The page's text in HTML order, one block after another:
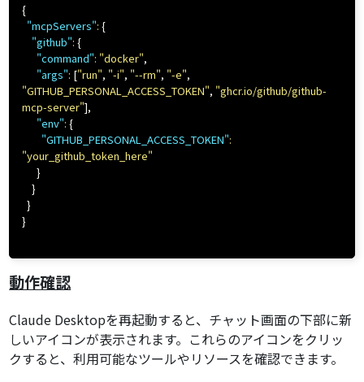
{
"mcpServers": {
"github": {
"command": "docker",
"args": ["run", "-i", "--rm", "-e",
"GITHUB_PERSONAL_ACCESS_TOKEN", "ghcr.io/github/github-
mcp-server"],
"env": {
"GITHUB_PERSONAL_ACCESS_TOKEN":
"your_github_token_here"
}
}
}
}
動作確認
Claude Desktopを再起動すると、チャット画面の下部に新
しいアイコンが表示されます。これらのアイコンをクリッ
クすると、利用可能なツールやリソースを確認できます。